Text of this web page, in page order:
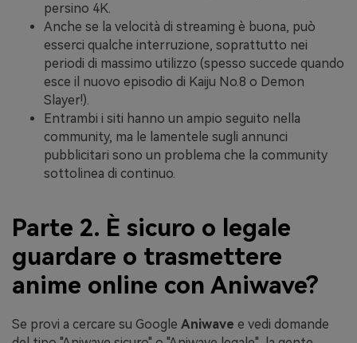
persino 4K.
Anche se la velocità di streaming è buona, può
esserci qualche interruzione, soprattutto nei
periodi di massimo utilizzo (spesso succede quando
esce il nuovo episodio di Kaiju No.8 o Demon
Slayer!).
Entrambi i siti hanno un ampio seguito nella
community, ma le lamentele sugli annunci
pubblicitari sono un problema che la community
sottolinea di continuo.
Parte 2. È sicuro o legale
guardare o trasmettere
anime online con Aniwave?
Se provi a cercare su Google Aniwave e vedi domande